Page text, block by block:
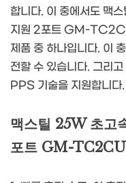
합니다. 이 중에서도 맥
지원 2포트 GM-
제품 중 하나입니다. 이
전할 수 있습니다. 그리
PPS 기술을 지원합니다.
맥스틸 25W 초고
포트 GM-